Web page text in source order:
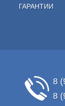
ГАРАНТИИ
8
8